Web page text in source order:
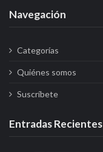
Navegación
Categorías
Quiénes somos
Suscríbete
Entradas Recientes